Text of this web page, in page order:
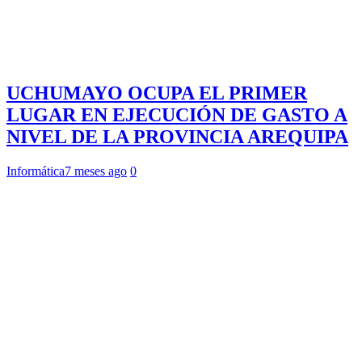
UCHUMAYO OCUPA EL PRIMER
LUGAR EN EJECUCIÓN DE GASTO A
NIVEL DE LA PROVINCIA AREQUIPA
Informática7 meses ago 0